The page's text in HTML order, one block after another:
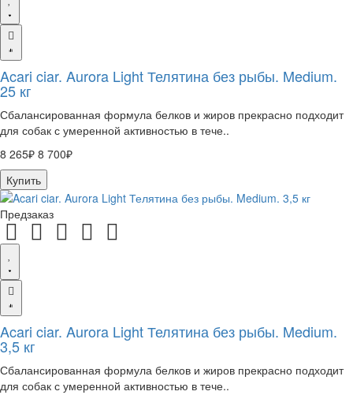
Acari ciar. Aurora Light Телятина без рыбы. Medium.
25 кг
Сбалансированная формула белков и жиров прекрасно подходит
для собак с умеренной активностью в тече..
8 265₽ 8 700₽
Купить
Предзаказ
Acari ciar. Aurora Light Телятина без рыбы. Medium.
3,5 кг
Сбалансированная формула белков и жиров прекрасно подходит
для собак с умеренной активностью в тече..